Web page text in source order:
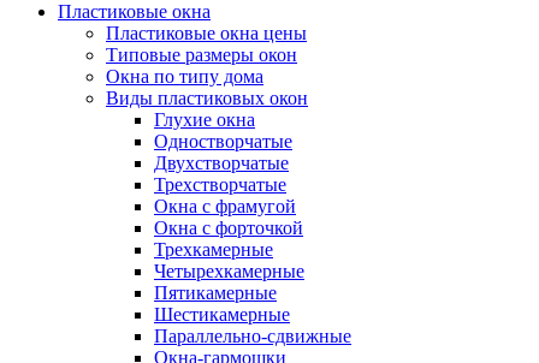
Пластиковые окна
Пластиковые окна цены
Типовые размеры окон
Окна по типу дома
Виды пластиковых окон
Глухие окна
Одностворчатые
Двухстворчатые
Трехстворчатые
Окна с фрамугой
Окна с форточкой
Трехкамерные
Четырехкамерные
Пятикамерные
Шестикамерные
Параллельно-сдвижные
Окна-гармошки